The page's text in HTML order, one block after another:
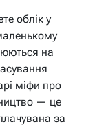
облік у
на
міфи про
— це
за